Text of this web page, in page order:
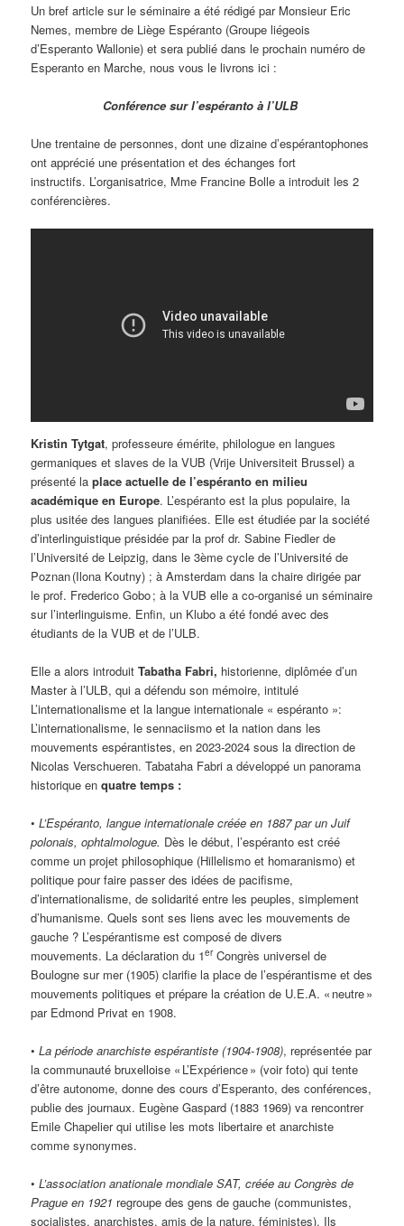
Un bref article sur le séminaire a été rédigé par Monsieur Eric
Nemes, membre de Liège Espéranto (Groupe liégeois
d’Esperanto Wallonie) et sera publié dans le prochain numéro de
Esperanto en Marche, nous vous le livrons ici :
Conférence sur l’espéranto à l’ULB
Une trentaine de personnes, dont une dizaine d’espérantophones
ont apprécié une présentation et des échanges fort
instructifs. L’organisatrice, Mme Francine Bolle a introduit les 2
conférencières.
Kristin Tytgat, professeure émérite, philologue en langues
germaniques et slaves de la VUB (Vrije Universiteit Brussel) a
présenté laplace actuelle de l’espéranto en milieu
académique en Europe. L’espéranto est la plus populaire, la
plus usitée des langues planifiées. Elle est étudiée par la société
d’interlinguistique présidée par la prof dr. Sabine Fiedler de
l’Université de Leipzig, dans le 3ème cycle de l’Université de
Poznan (Ilona Koutny) ; à Amsterdam dans la chaire dirigée par
le prof. Frederico Gobo ; à la VUB elle a co-organisé un séminaire
sur l’interlinguisme. Enfin, un Klubo a été fondé avec des
étudiants de la VUB et de l’ULB.
Elle a alors introduitTabatha Fabri, historienne, diplômée d’un
Master à l’ULB, qui a défendu son mémoire, intitulé
L’internationalisme et la langue internationale « espéranto »:
L’internationalisme, le sennaciismo et la nation dans les
mouvements espérantistes, en 2023-2024 sous la direction de
Nicolas Verschueren. Tabataha Fabri a développé un panorama
historique enquatre temps :
•L’Espéranto, langue internationale créée en 1887 par un Juif
polonais, ophtalmologue. Dès le début, l’espéranto est créé
comme un projet philosophique (Hillelismo et homaranismo) et
politique pour faire passer des idées de pacifisme,
d’internationalisme, de solidarité entre les peuples, simplement
d’humanisme. Quels sont ses liens avec les mouvements de
gauche ? L’espérantisme est composé de divers
mouvements. La déclaration du 1erCongrès universel de
Boulogne sur mer (1905) clarifie la place de l’espérantisme et des
mouvements politiques et prépare la création de U.E.A. « neutre »
par Edmond Privat en 1908.
•La période anarchiste espérantiste (1904-1908), représentée par
la communauté bruxelloise « L’Expérience » (voir foto) qui tente
d’être autonome, donne des cours d’Esperanto, des conférences,
publie des journaux. Eugène Gaspard (1883 1969) va rencontrer
Emile Chapelier qui utilise les mots libertaire et anarchiste
comme synonymes.
•L’association anationale mondiale SAT, créée au Congrès de
Prague en 1921 regroupe des gens de gauche (communistes,
socialistes, anarchistes, amis de la nature, féministes). Ils